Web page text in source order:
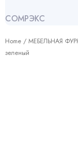
СОМРЭКС
Home / МЕБЕЛЬНАЯ
зеленый